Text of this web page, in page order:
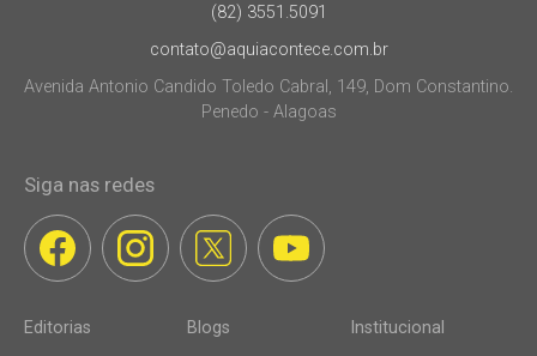
(82) 3551.5091
contato@aquiacontece.com.br
Avenida Antonio Candido Toledo Cabral, 149, Dom Constantino.
Penedo - Alagoas
Siga nas redes
Editorias Blogs Institucional